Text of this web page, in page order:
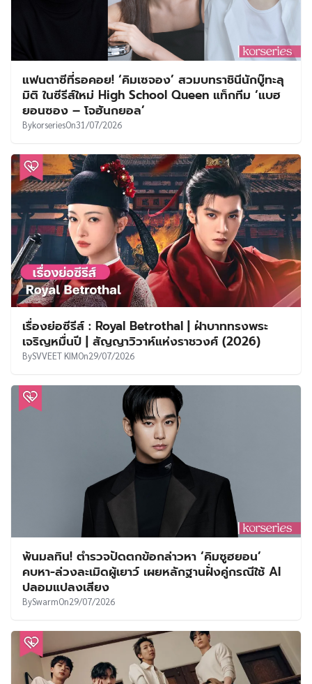
แฟนตาซีที่รอคอย! ‘คิมเซจอง’ สวมบทราชินีนักบู๊ทะลุ
มิติ ในซีรีส์ใหม่ High School Queen แท็กทีม ‘แบฮ
ยอนซอง – โจฮันกยอล’
BykorseriesOn31/07/2026
เรื่องย่อซีรีส์ : Royal Betrothal | ฝ่าบาททรงพระ
เจริญหมื่นปี | สัญญาวิวาห์แห่งราชวงศ์ (2026)
BySVVEET KIMOn29/07/2026
พ้นมลทิน! ตำรวจปัดตกข้อกล่าวหา ‘คิมซูฮยอน’
คบหา-ล่วงละเมิดผู้เยาว์ เผยหลักฐานฝั่งคู่กรณีใช้ AI
ปลอมแปลงเสียง
BySwarmOn29/07/2026